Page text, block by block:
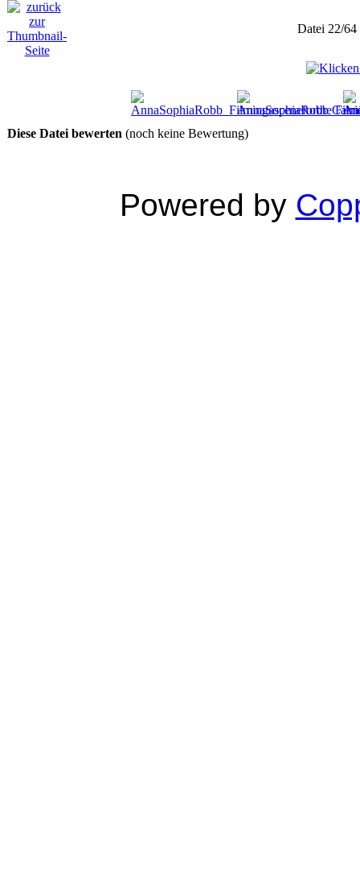
Datei 22/64
Diese Datei bewerten (noch keine Bewertung)
Powered by